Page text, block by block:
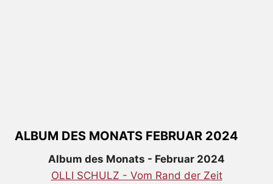
ALBUM DES MONATS FEBRUAR 2024
Album des Monats - Februar 2024
OLLI SCHULZ - Vom Rand der Zeit